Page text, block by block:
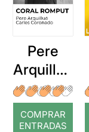
Pere
Arquillué
: Coral
romput
COMPRAR
ENTRADAS